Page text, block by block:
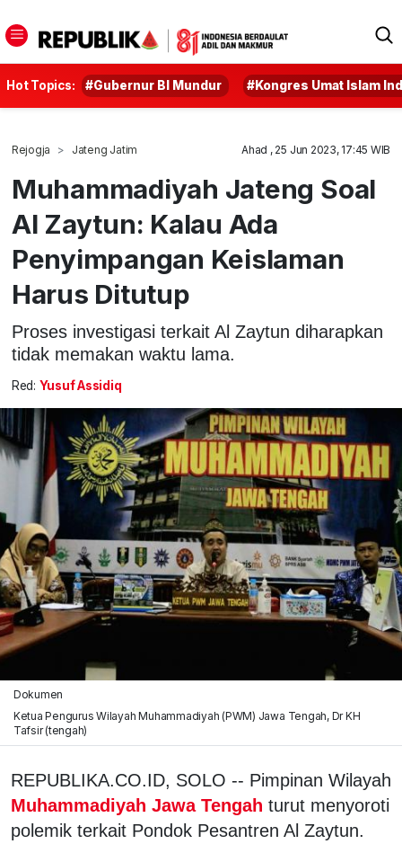
Hot Topics: #Gubernur BI Mundur #Kongres Umat Islam
Rejogja Jateng Jatim Ahad , 25 Jun 2023, 17:45 WIB
Muhammadiyah Jateng Soal
Al Zaytun: Kalau Ada
Penyimpangan Keislaman
Harus Ditutup
Proses investigasi terkait Al Zaytun diharapkan
tidak memakan waktu lama.
Red: Yusuf Assidiq
Dokumen
Ketua Pengurus Wilayah Muhammadiyah (PWM) Jawa Tengah, Dr KH
Tafsir (tengah)
REPUBLIKA.CO.ID, SOLO -- Pimpinan Wilayah
Muhammadiyah Jawa Tengah turut menyoroti
polemik terkait Pondok Pesantren Al Zaytun.